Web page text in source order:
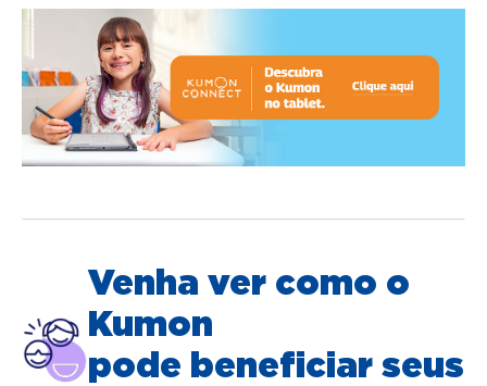
Venha ver como o
Kumon
pode beneficiar seus